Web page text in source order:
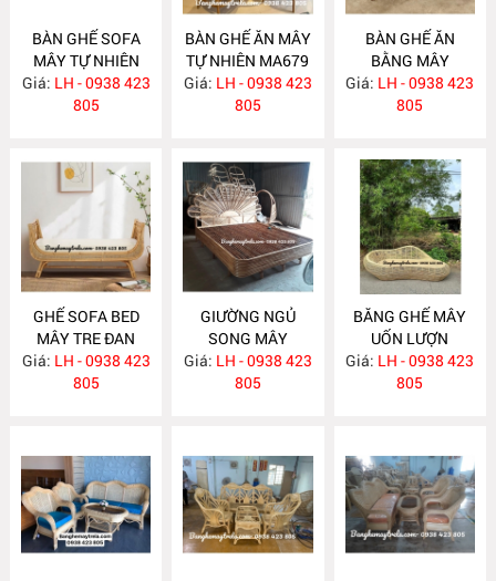
BÀN GHẾ SOFA
MÂY TỰ NHIÊN
MA681
Giá: LH - 0938 423
805
BÀN GHẾ ĂN MÂY
TỰ NHIÊN MA679
Giá: LH - 0938 423
805
BÀN GHẾ ĂN
BẰNG MÂY
MA678
Giá: LH - 0938 423
805
GHẾ SOFA BED
MÂY TRE ĐAN
MA671
Giá: LH - 0938 423
805
GIƯỜNG NGỦ
SONG MÂY
MA670
Giá: LH - 0938 423
805
BĂNG GHẾ MÂY
UỐN LƯỢN
MA667
Giá: LH - 0938 423
805